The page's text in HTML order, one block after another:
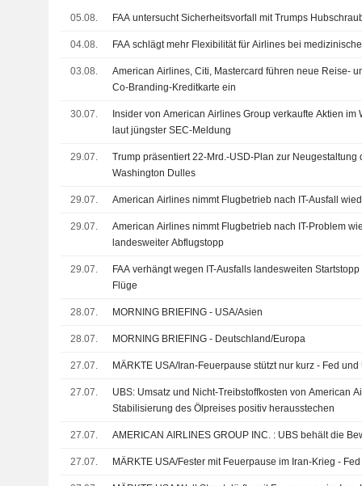
05.08. FAA untersucht Sicherheitsvorfall mit Trumps
04.08. FAA schlägt mehr Flexibilität für Airlines bei
03.08.
American Airlines, Citi, Mastercard führen neue Reise-
Co-Branding-Kreditkarte ein
30.07.
Insider von American Airlines Group verkaufte Aktien im
laut jüngster SEC-Meldung
29.07.
Trump präsentiert 22-Mrd.-USD-Plan zur Neugestaltung
Washington Dulles
29.07. American Airlines nimmt Flugbetrieb nach IT-Ausfall
29.07.
American Airlines nimmt Flugbetrieb nach IT-Problem
landesweiter Abflugstopp
29.07.
FAA verhängt wegen IT-Ausfalls landesweiten
Flüge
28.07. MORNING BRIEFING - USA/Asien
28.07. MORNING BRIEFING - Deutschland/Europa
27.07. MÄRKTE USA/Iran-Feuerpause stützt nur kurz - Fed
27.07.
UBS: Umsatz und Nicht-Treibstoffkosten von American
Stabilisierung des Ölpreises positiv herausstechen
27.07. AMERICAN AIRLINES GROUP INC.
27.07. MÄRKTE USA/Fester mit Feuerpause im Iran-Krieg -